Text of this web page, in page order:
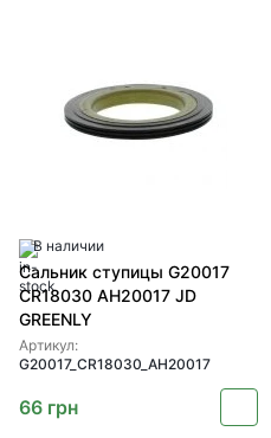
В наличии
Сальник ступицы G20017
CR18030 AH20017 JD
GREENLY
Артикул:
G20017_CR18030_AH20017
66 грн